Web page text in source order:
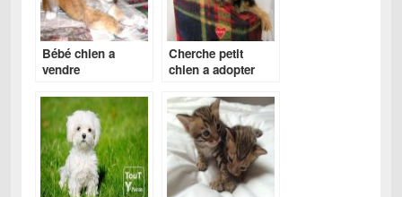
Bébé chien a
vendre
Cherche petit
chien a adopter